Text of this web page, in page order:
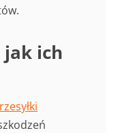
jak ich